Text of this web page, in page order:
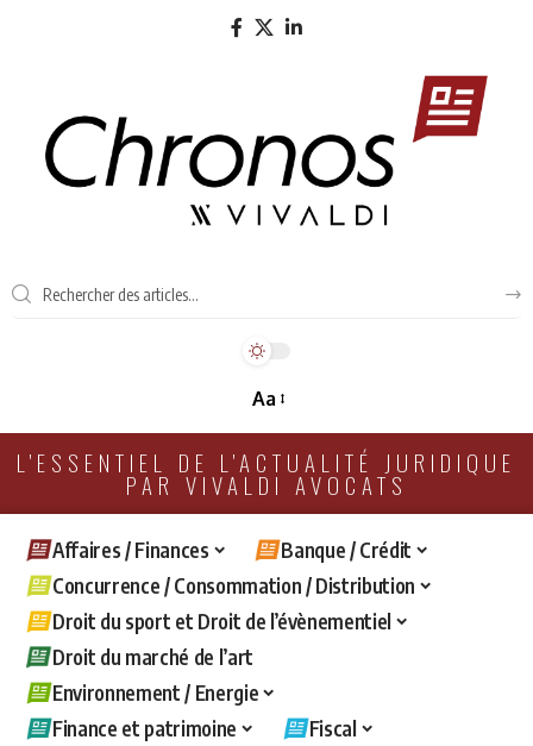
Aa
L'ESSENTIEL DE L'ACTUALITÉ JURIDIQUE
PAR VIVALDI AVOCATS
Affaires / Finances
Banque / Crédit
Concurrence / Consommation / Distribution
Droit du sport et Droit de l’évènementiel
Droit du marché de l’art
Environnement / Energie
Finance et patrimoine
Fiscal